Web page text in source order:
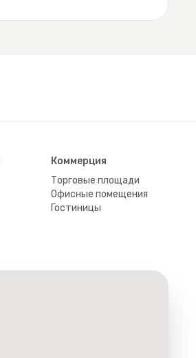
Коммерция
Торговые площади
Офисные помещения
Гостиницы